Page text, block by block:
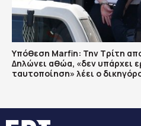
Υπόθεση Marfin: Την Τρίτη
Δηλώνει αθώα, «δεν υπάρχει
ταυτοποίηση» λέει ο